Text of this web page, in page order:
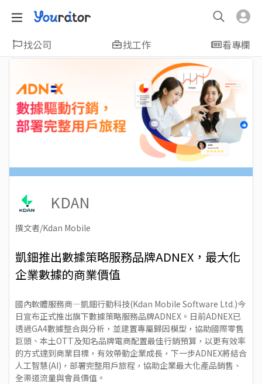
找公司 找工作 看專欄
KDAN
撰文者/Kdan Mobile
凱鈿推出數據策略服務品牌ADNEX，最大化
企業數據的商業價值
國內軟體服務商—凱鈿行動科技(Kdan Mobile Software Ltd.)今
日宣布正式推出旗下數據策略服務品牌ADNEX 。日前ADNEX已
透過GA4數據整合與分析，並建置專屬歸因模型，協助國際零售
巨頭、本土OTT及知名品牌電商配置最佳行銷預算，以更有效率
的方式達到商業目標，有效帶動企業成長，下一步ADNEX將結合
人工智慧(AI)，部署完整用戶旅程，協助企業最大化產品銷售、
全渠道流量與會員價值。